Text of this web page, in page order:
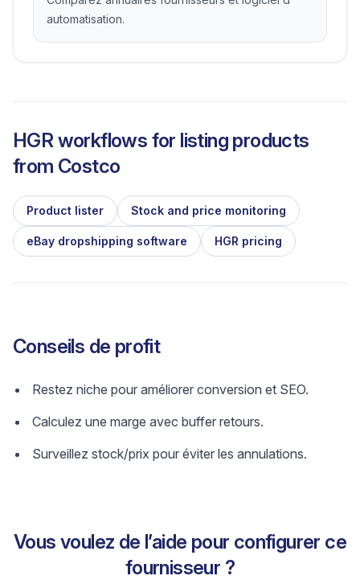
automatisation.
HGR workflows for listing products
from Costco
Product lister Stock and price monitoring
eBay dropshipping software HGR pricing
Conseils de profit
Restez niche pour améliorer conversion et SEO.
Calculez une marge avec buffer retours.
Surveillez stock/prix pour éviter les annulations.
Vous voulez de l’aide pour configurer ce
fournisseur ?